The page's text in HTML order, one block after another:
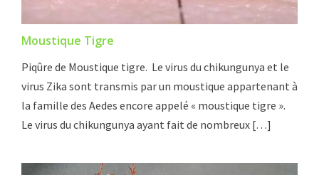
Moustique Tigre
Piqûre de Moustique tigre. Le virus du chikungunya et le
virus Zika sont transmis par un moustique appartenant à
la famille des Aedes encore appelé « moustique tigre ».
Le virus du chikungunya ayant fait de nombreux […]